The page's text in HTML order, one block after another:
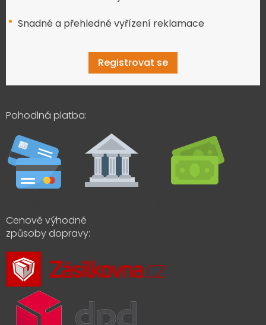
Snadné a přehledné vyřízení reklamace
Registrovat se
Pohodlná platba:
Cenově výhodné
způsoby dopravy: